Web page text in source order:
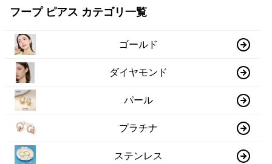
フープ ピアス カテゴリ一覧
ゴールド
ダイヤモンド
パール
プラチナ
ステンレス